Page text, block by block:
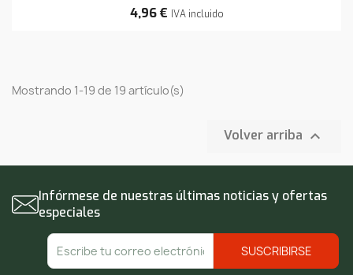
4,96 € IVA incluido
Mostrando 1-19 de 19 artículo(s)
Volver arriba 
Infórmese de nuestras últimas noticias y ofertas
especiales